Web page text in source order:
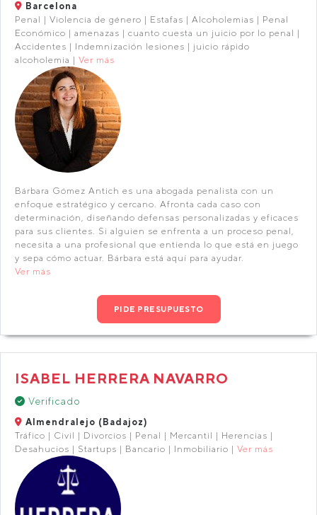
Barcelona
Penal | Violencia de género | Estafas | Alcoholemias | Penal
Económico | amenazas | cuanto cuesta un juicio por lo penal |
Accidentes | Indemnización lesiones | juicio rápido
alcoholemia | Ver más
Bárbara Gómez Antich es una abogada penalista con un
enfoque estratégico y cercano. Afronta cada caso con
determinación, diseñando defensas personalizadas y eficaces
para sus clientes. Si alguien se enfrenta a un proceso penal,
necesita a una profesional que entienda lo que está en juego
y sepa cómo actuar. Bárbara está aquí para ayudar.
Ver más
PIDE PRESUPUESTO
ISABEL HERRERA NAVARRO
Verificado
Almendralejo (Badajoz)
Tráfico | Civil | Divorcios | Penal | Mercantil | Herencias |
Desahucios | Startups | Bancario | Inmobiliario | Ver más